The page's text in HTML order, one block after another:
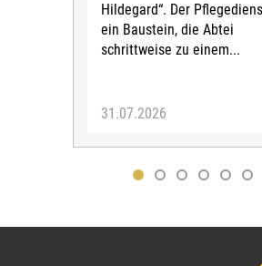
Hildegard“. Der
ein Baustein, die Abtei
schrittweise zu einem...
31.07.2026